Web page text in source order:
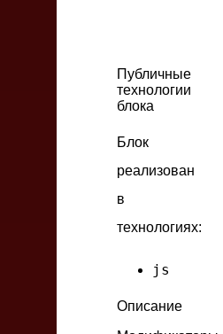
Публичные
технологии
блока
Блок
реализован
в
технологиях:
js
Описание